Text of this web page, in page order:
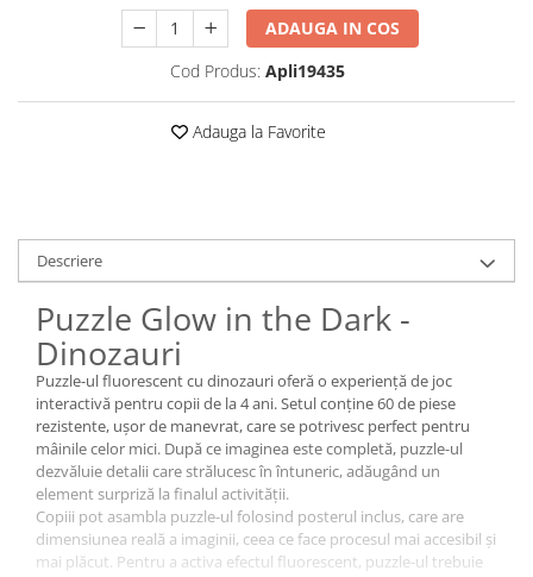
ADAUGA IN COS
Cod Produs: Apli19435
Adauga la Favorite
Descriere
Puzzle Glow in the Dark -
Dinozauri
Puzzle-ul fluorescent cu dinozauri oferă o experiență de joc
interactivă pentru copii de la 4 ani. Setul conține 60 de piese
rezistente, ușor de manevrat, care se potrivesc perfect pentru
mâinile celor mici. După ce imaginea este completă, puzzle-ul
dezvăluie detalii care strălucesc în întuneric, adăugând un
element surpriză la finalul activității.
Copiii pot asambla puzzle-ul folosind posterul inclus, care are
dimensiunea reală a imaginii, ceea ce face procesul mai accesibil și
mai plăcut. Pentru a activa efectul fluorescent, puzzle-ul trebuie